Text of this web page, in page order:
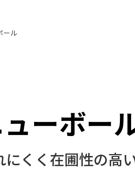
ール
ーボー
にくく在圃性の高